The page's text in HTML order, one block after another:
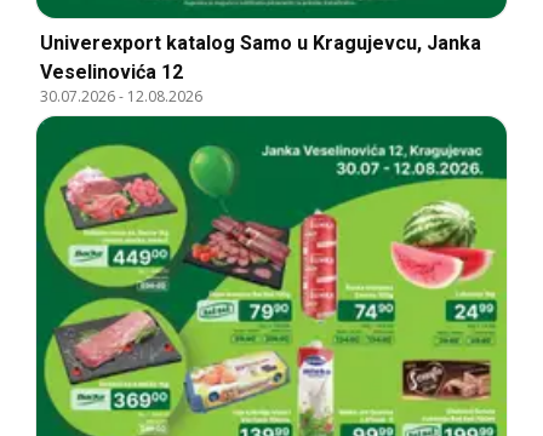
Univerexport katalog Samo u Kragujevcu, Janka
Veselinovića 12
30.07.2026- 12.08.2026